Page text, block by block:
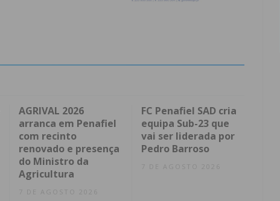
AGRIVAL 2026
arranca em Penafiel
com recinto
renovado e presença
do Ministro da
Agricultura
7 DE AGOSTO 2026
FC Penafiel SAD cria
equipa Sub-23 que
vai ser liderada por
Pedro Barroso
7 DE AGOSTO 2026